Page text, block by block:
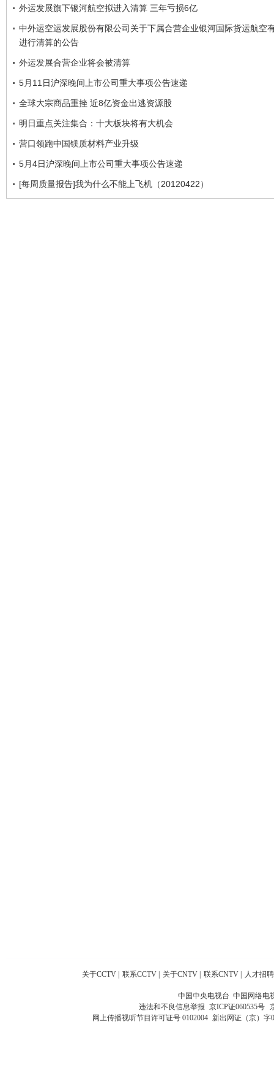
外运发展旗下银河航空拟进入清算 三年亏损6亿
中外运空运发展股份有限公司关于下属合营企业银河国际货运航空
进行清算的公告
外运发展合营企业将会被清算
5月11日沪深晚间上市公司重大事项公告速递
全球大宗商品重挫 近8亿资金出逃资源股
明日重点关注集合：十大板块将有大机会
营口领跑中国镁质材料产业升级
5月4日沪深晚间上市公司重大事项公告速递
[每周质量报告]我为什么不能上飞机（20120422）
关于CCTV 联系CCTV 关于CNTV 联系CNTV 人才招聘
中国中央电视台 中国网络电
违法和不良信息举报 京ICP证060535号
网上传播视听节目许可证号 0102004 新出网证（京）